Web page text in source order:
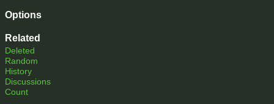
Options
Related
Deleted
Random
History
Discussions
Count